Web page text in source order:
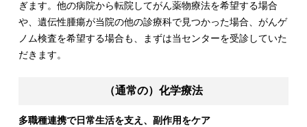
ぎます。他の病院から転院してがん薬物療法を希望する場合
や、遺伝性腫瘍が当院の他の診療科で見つかった場合、がんゲ
ノム検査を希望する場合も、まずは当センターを受診していた
だきます。
（通常の）化学療法
多職種連携で日常生活を支え、副作用をケア